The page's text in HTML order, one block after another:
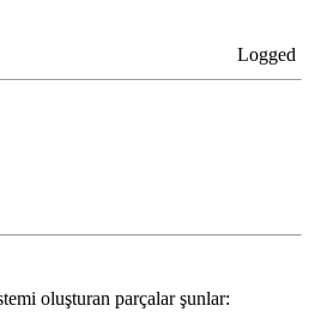
Logged
oluşturan parçalar şunlar: